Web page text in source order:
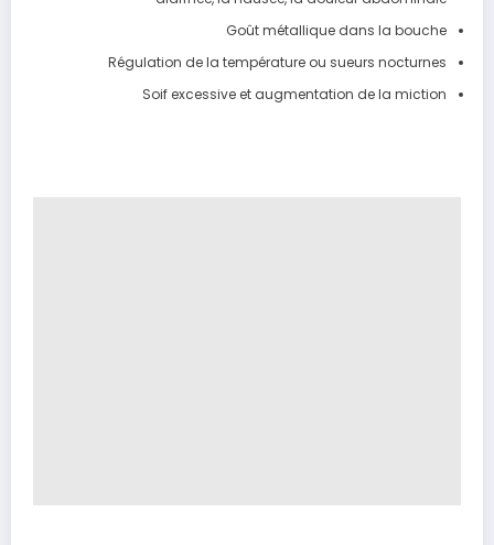
Goût métallique dans la bouche
Régulation de la température ou sueurs nocturnes
Soif excessive et augmentation de la miction